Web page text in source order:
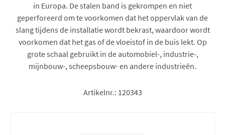
in Europa. De stalen band is gekrompen en niet
geperforeerd om te voorkomen dat het oppervlak van de
slang tijdens de installatie wordt bekrast, waardoor wordt
voorkomen dat het gas of de vloeistof in de buis lekt. Op
grote schaal gebruikt in de automobiel-, industrie-,
mijnbouw-, scheepsbouw- en andere industrieën.
Artikelnr.: 120343